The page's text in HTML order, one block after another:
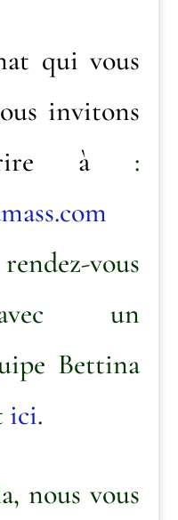
qui vous
invitons
à:
vous
avec un
Bettina
ici.
nous vous